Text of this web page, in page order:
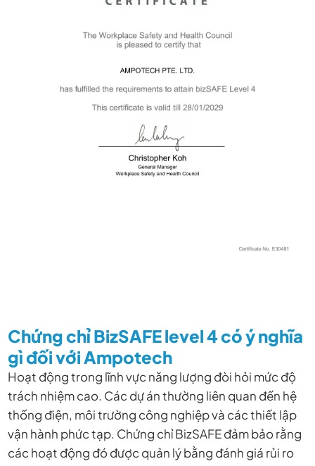
Chứng chỉ BizSAFE level 4 có ý nghĩa
gì đối với Ampotech
Hoạt động trong lĩnh vực năng lượng đòi hỏi mức độ
trách nhiệm cao. Các dự án thường liên quan đến hệ
thống điện, môi trường công nghiệp và các thiết lập
vận hành phức tạp. Chứng chỉ BizSAFE đảm bảo rằng
các hoạt động đó được quản lý bằng đánh giá rủi ro